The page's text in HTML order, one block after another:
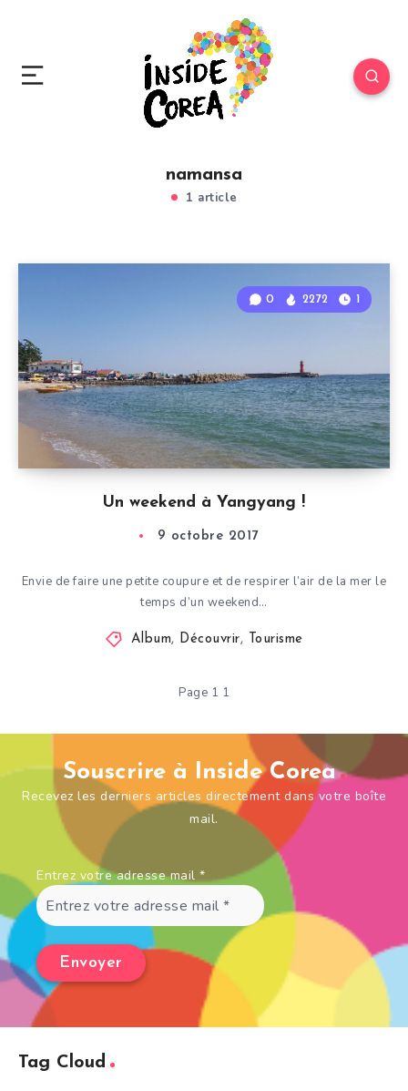
namansa
1 article
Un weekend à Yangyang !
0 2272 1
9 octobre 2017
Envie de faire une petite coupure et de respirer l’air de la mer le
temps d’un weekend…
Album, Découvrir, Tourisme
Page 1 1
Souscrire à Inside Corea
Recevez les derniers articles directement dans votre boîte
mail.
Entrez votre adresse mail *
Tag Cloud